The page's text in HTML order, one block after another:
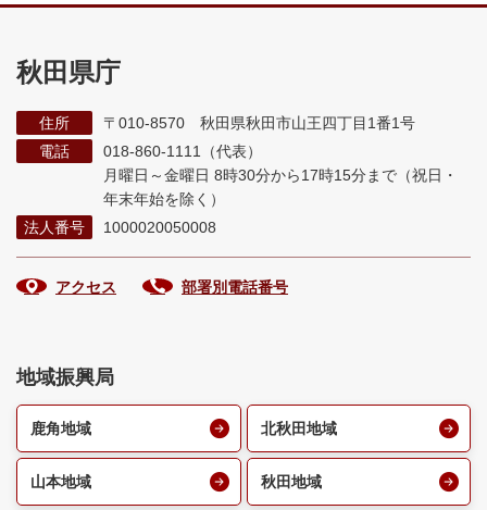
秋田県庁
住所
〒010-8570 秋田県秋田市山王四丁目1番1号
電話
018-860-1111（代表）
月曜日～金曜日 8時30分から17時15分まで （祝日・
年末年始を除く）
法人番号
1000020050008
アクセス 部署別電話番号
地域振興局
鹿角地域 北秋田地域
山本地域 秋田地域